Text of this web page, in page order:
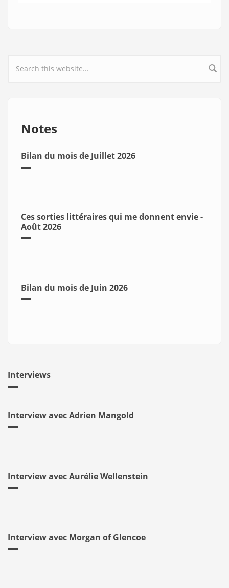
Search form
Notes
Bilan du mois de Juillet 2026
Ces sorties littéraires qui me donnent envie -
Août 2026
Bilan du mois de Juin 2026
Interviews
Interview avec Adrien Mangold
Interview avec Aurélie Wellenstein
Interview avec Morgan of Glencoe